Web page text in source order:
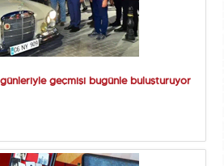
geçmişi bugünle buluşturuyor